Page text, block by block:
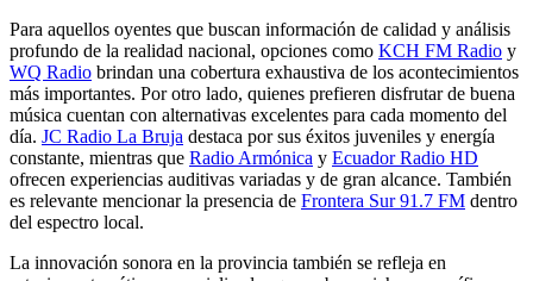
Para aquellos oyentes que buscan información de calidad y análisis
profundo de la realidad nacional, opciones como KCH FM Radio y
WQ Radio brindan una cobertura exhaustiva de los acontecimientos
más importantes. Por otro lado, quienes prefieren disfrutar de buena
música cuentan con alternativas excelentes para cada momento del
día. JC Radio La Bruja destaca por sus éxitos juveniles y energía
constante, mientras que Radio Armónica y Ecuador Radio HD
ofrecen experiencias auditivas variadas y de gran alcance. También
es relevante mencionar la presencia de Frontera Sur 91.7 FM dentro
del espectro local.
La innovación sonora en la provincia también se refleja en